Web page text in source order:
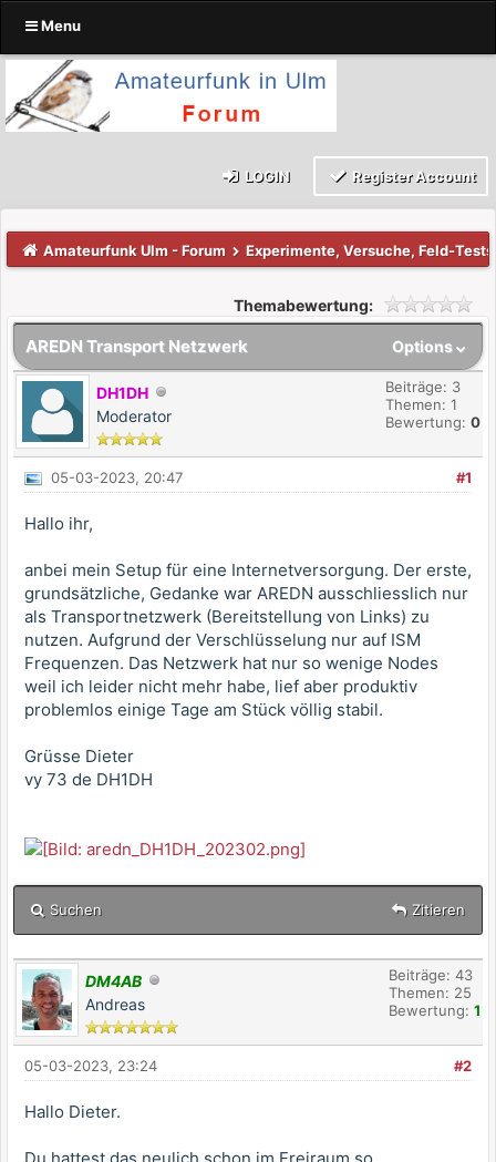
Menu
LOGIN Register Account
Amateurfunk Ulm - Forum Experimente, Versuche, Feld-Tests
Themabewertung:
Options
AREDN Transport Netzwerk
DH1DH
Moderator
Beiträge: 3
Themen: 1
Bewertung: 0
#1
05-03-2023, 20:47
Hallo ihr,
anbei mein Setup für eine Internetversorgung. Der erste,
grundsätzliche, Gedanke war AREDN ausschliesslich nur
als Transportnetzwerk (Bereitstellung von Links) zu
nutzen. Aufgrund der Verschlüsselung nur auf ISM
Frequenzen. Das Netzwerk hat nur so wenige Nodes
weil ich leider nicht mehr habe, lief aber produktiv
problemlos einige Tage am Stück völlig stabil.
Grüsse Dieter
vy 73 de DH1DH
Suchen Zitieren
DM4AB
Andreas
Beiträge: 43
Themen: 25
Bewertung: 1
#2
05-03-2023, 23:24
Hallo Dieter.